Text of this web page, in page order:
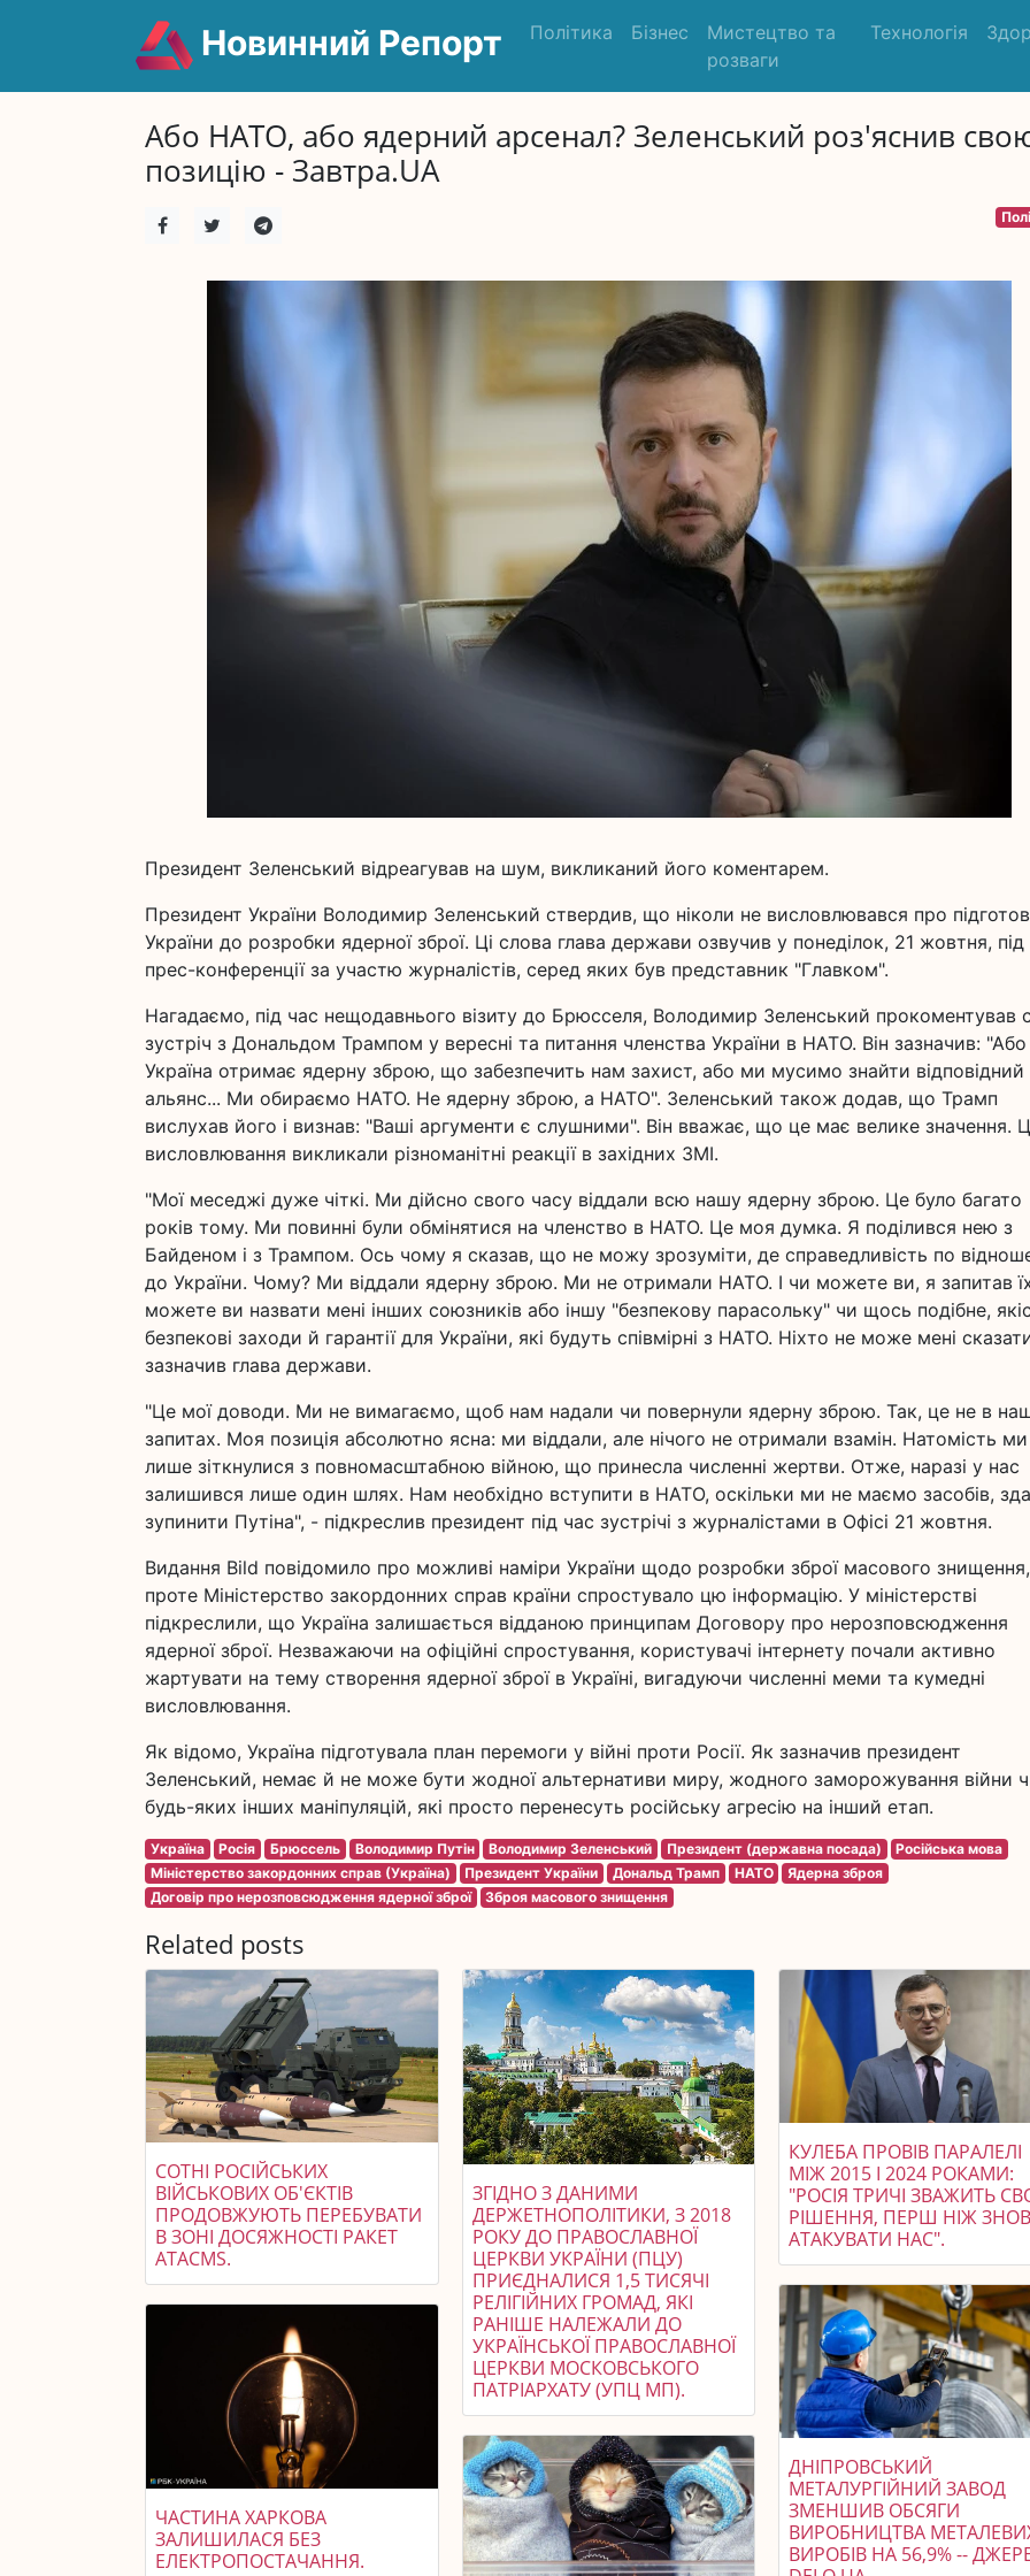
Новинний Репорт Політика Бізнес
Мистецтво та
розваги
Технологія
Або НАТО, або ядерний арсенал? Зеленський роз'яснив
позицію - Завтра.UA
Президент Зеленський відреагував на шум, викликаний його коментарем.
Президент України Володимир Зеленський ствердив, що ніколи не висловлювався про
України до розробки ядерної зброї. Ці слова глава держави озвучив у понеділок, 21 жовтня, під
прес-конференції за участю журналістів, серед яких був представник "Главком".
Нагадаємо, під час нещодавнього візиту до Брюсселя, Володимир Зеленський прокоментував
зустріч з Дональдом Трампом у вересні та питання членства України в НАТО. Він зазначив: "Або
Україна отримає ядерну зброю, що забезпечить нам захист, або ми мусимо знайти відповідний
альянс... Ми обираємо НАТО. Не ядерну зброю, а НАТО". Зеленський також додав, що Трамп
вислухав його і визнав: "Ваші аргументи є слушними". Він вважає, що це має велике значення.
висловлювання викликали різноманітні реакції в західних ЗМІ.
"Мої меседжі дуже чіткі. Ми дійсно свого часу віддали всю нашу ядерну зброю. Це було багато
років тому. Ми повинні були обмінятися на членство в НАТО. Це моя думка. Я поділився нею з
Байденом і з Трампом. Ось чому я сказав, що не можу зрозуміти, де справедливість по
до України. Чому? Ми віддали ядерну зброю. Ми не отримали НАТО. І чи можете ви, я запитав
можете ви назвати мені інших союзників або іншу "безпекову парасольку" чи щось подібне,
безпекові заходи й гарантії для України, які будуть співмірні з НАТО. Ніхто не може мені
зазначив глава держави.
"Це мої доводи. Ми не вимагаємо, щоб нам надали чи повернули ядерну зброю. Так, це не в
запитах. Моя позиція абсолютно ясна: ми віддали, але нічого не отримали взамін. Натомість ми
лише зіткнулися з повномасштабною війною, що принесла численні жертви. Отже, наразі у нас
залишився лише один шлях. Нам необхідно вступити в НАТО, оскільки ми не маємо засобів,
зупинити Путіна", - підкреслив президент під час зустрічі з журналістами в Офісі 21 жовтня.
Видання Bild повідомило про можливі наміри України щодо розробки зброї масового знищення,
проте Міністерство закордонних справ країни спростувало цю інформацію. У міністерстві
підкреслили, що Україна залишається відданою принципам Договору про нерозповсюдження
ядерної зброї. Незважаючи на офіційні спростування, користувачі інтернету почали активно
жартувати на тему створення ядерної зброї в Україні, вигадуючи численні меми та кумедні
висловлювання.
Як відомо, Україна підготувала план перемоги у війні проти Росії. Як зазначив президент
Зеленський, немає й не може бути жодної альтернативи миру, жодного заморожування війни
будь-яких інших маніпуляцій, які просто перенесуть російську агресію на інший етап.
Україна Росія Брюссель Володимир Путін Володимир Зеленський Президент (державна посада)
Російська мова
Міністерство закордонних справ (Україна)
Президент України Дональд Трамп НАТО
Ядерна зброя
Договір про нерозповсюдження ядерної зброї
Зброя масового знищення
Related posts
СОТНІ РОСІЙСЬКИХ
ВІЙСЬКОВИХ ОБ'ЄКТІВ
ПРОДОВЖУЮТЬ ПЕРЕБУВАТИ
В ЗОНІ ДОСЯЖНОСТІ РАКЕТ
ATACMS.
ЧАСТИНА ХАРКОВА
ЗАЛИШИЛАСЯ БЕЗ
ЕЛЕКТРОПОСТАЧАННЯ.
ЗГІДНО З ДАНИМИ
ДЕРЖЕТНОПОЛІТИКИ, З 2018
РОКУ ДО ПРАВОСЛАВНОЇ
ЦЕРКВИ УКРАЇНИ (ПЦУ)
ПРИЄДНАЛИСЯ 1,5 ТИСЯЧІ
РЕЛІГІЙНИХ ГРОМАД, ЯКІ
РАНІШЕ НАЛЕЖАЛИ ДО
УКРАЇНСЬКОЇ ПРАВОСЛАВНОЇ
ЦЕРКВИ МОСКОВСЬКОГО
ПАТРІАРХАТУ (УПЦ МП).
КУЛЕБА ПРОВІВ ПАРАЛЕЛІ
МІЖ 2015 І 2024 РОКАМИ:
"РОСІЯ ТРИЧІ ЗВАЖИТЬ
РІШЕННЯ, ПЕРШ НІЖ
АТАКУВАТИ НАС".
ДНІПРОВСЬКИЙ
МЕТАЛУРГІЙНИЙ ЗАВОД
ЗМЕНШИВ ОБСЯГИ
ВИРОБНИЦТВА
ВИРОБІВ НА 56,9% --